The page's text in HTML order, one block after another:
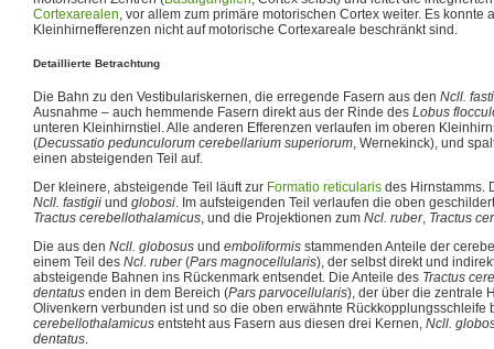
Cortexarealen, vor allem zum primäre motorischen Cortex weiter. Es konnte
Kleinhirnefferenzen nicht auf motorische Cortexareale beschränkt sind.
Detaillierte Betrachtung
Die Bahn zu den Vestibulariskernen, die erregende Fasern aus den Ncll.
Ausnahme – auch hemmende Fasern direkt aus der Rinde des Lobus
unteren Kleinhirnstiel. Alle anderen Efferenzen verlaufen im oberen
(Decussatio pedunculorum cerebellarium superiorum, Wernekinck), und
einen absteigenden Teil auf.
Der kleinere, absteigende Teil läuft zur Formatio reticularis des Hirnstamms.
Ncll. fastigii und globosi. Im aufsteigenden Teil verlaufen die oben
Tractus cerebellothalamicus, und die Projektionen zum Ncl. ruber, Tractus
Die aus den Ncll. globosus und emboliformis stammenden Anteile der
einem Teil des Ncl. ruber(Pars magnocellularis), der selbst direkt und
absteigende Bahnen ins Rückenmark entsendet. Die Anteile des Tractus
dentatus enden in dem Bereich (Pars parvocellularis), der über die zentrale
Olivenkern verbunden ist und so die oben erwähnte Rückkopplungsschleife
cerebellothalamicus entsteht aus Fasern aus diesen drei Kernen, Ncll.
dentatus.